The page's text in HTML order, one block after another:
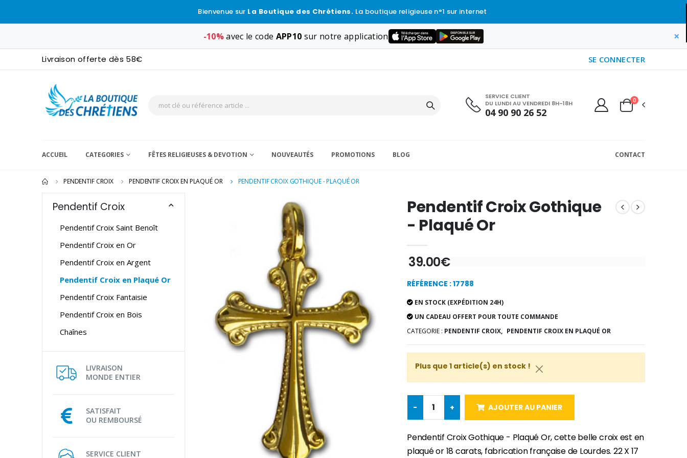
Bienvenue sur La Boutique des Chrétiens. La boutique religieuse n°1 sur internet
-10%avec le code APP10 sur notre application ×
Livraison offerte dès 58€ SE CONNECTER
SERVICE CLIENT
DU LUNDI AU VENDREDI 8H-18H
04 90 90 26 52
0
ACCUEIL CATEGORIES FÊTES RELIGIEUSES & DEVOTION NOUVEAUTÉS PROMOTIONS BLOG CONTACT
PENDENTIF CROIX PENDENTIF CROIX EN PLAQUÉ OR PENDENTIF CROIX GOTHIQUE - PLAQUÉ OR
Pendentif Croix
Pendentif Croix Saint Benoît
Pendentif Croix en Or
Pendentif Croix en Argent
Pendentif Croix en Plaqué Or
Pendentif Croix Fantaisie
Pendentif Croix en Bois
Chaînes
LIVRAISON
MONDE ENTIER
SATISFAIT
OU REMBOURSÉ
SERVICE CLIENT
Pendentif Croix Gothique
- Plaqué Or
39.00€
RÉFÉRENCE : 17788
EN STOCK (EXPÉDITION 24H)
UN CADEAU OFFERT POUR TOUTE COMMANDE
CATEGORIE : PENDENTIF CROIX, PENDENTIF CROIX EN PLAQUÉ OR
Plus que 1 article(s) en stock !
- + AJOUTER AU PANIER
Pendentif Croix Gothique - Plaqué Or, cette belle croix est en
plaqué or 18 carats, fabrication française de Lourdes. 22 X 17